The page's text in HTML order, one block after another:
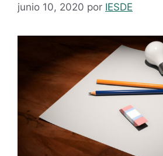
junio 10, 2020 por IESDE